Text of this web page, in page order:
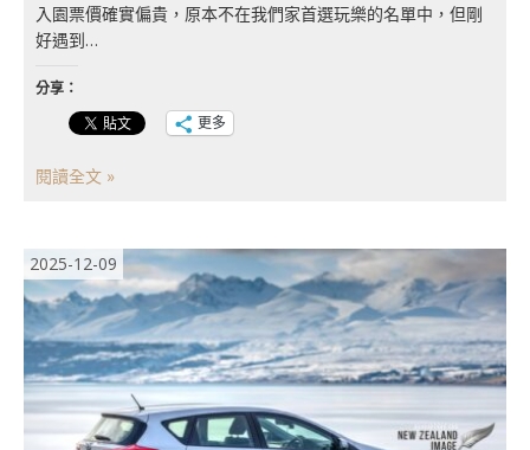
入園票價確實偏貴，原本不在我們家首選玩樂的名單中，但剛
好遇到…
分享：
更多
閱讀全文 »
2025-12-09